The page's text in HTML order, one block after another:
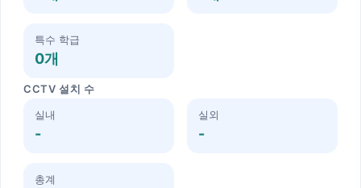
특수 학급
0개
CCTV 설치 수
실내
-
실외
-
총계